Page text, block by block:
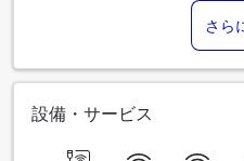
さら
設備・サービス